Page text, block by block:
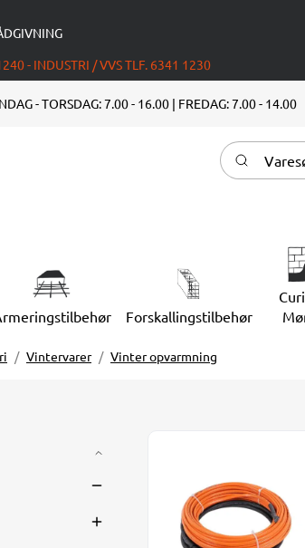
- INDUSTRI / VVS TLF. 6341 1230
- TORSDAG: 7.00 - 16.00 | FREDAG: 7.00 - 14.00
Varesøgning
Forskallingstilbehør
Vintervarer Vinter opvarmning